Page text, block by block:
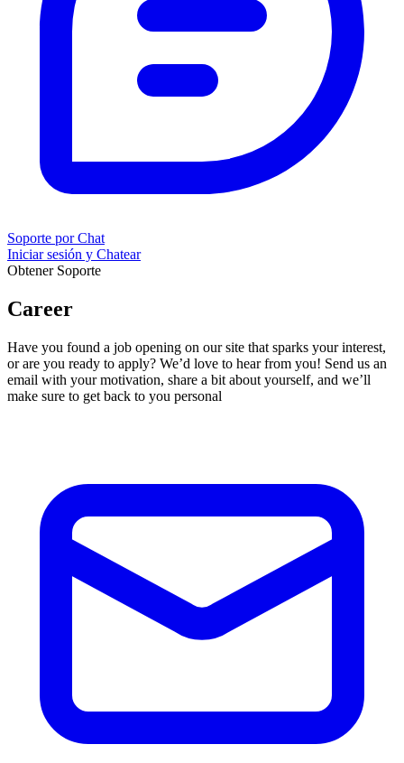
Soporte por Chat
Iniciar sesión y Chatear
Obtener Soporte
Career
Have you found a job opening on our site that sparks your interest,
or are you ready to apply? We’d love to hear from you! Send us an
email with your motivation, share a bit about yourself, and we’ll
make sure to get back to you personal